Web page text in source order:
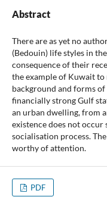
Abstract
There are as yet no
(Bedouin) life styles in
consequence of their
the example of Kuwait to
background and forms
financially strong Gulf
an urban dwelling, from
existence does not
socialisation process.
worthy of attention.
PDF